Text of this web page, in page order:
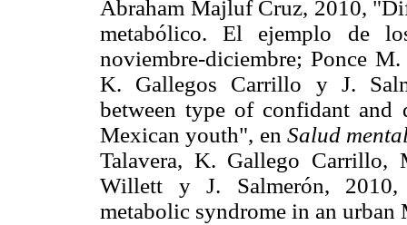
Abraham Majluf Cruz, 2010,
metabólico. El ejemplo de
noviembre-diciembre; Ponce
K. Gallegos Carrillo y J.
between type of confidant and
Mexican youth", en Salud
Talavera, K. Gallego Carrillo,
Willett y J. Salmerón, 2010,
metabolic syndrome in an